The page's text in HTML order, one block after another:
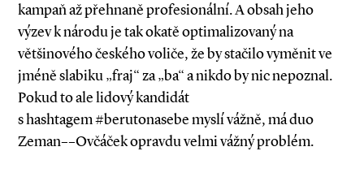
kampaň až přehnaně profesionální. A obsah jeho
výzev k národu je tak okatě optimalizovaný na
většinového českého voliče, že by stačilo vyměnit ve
jméně slabiku „fraj“ za „ba“ a nikdo by nic nepoznal.
Pokud to ale lidový kandidát
s hashtagem #berutonasebe myslí vážně, má duo
Zeman–­­­­–Ovčáček opravdu velmi vážný problém.